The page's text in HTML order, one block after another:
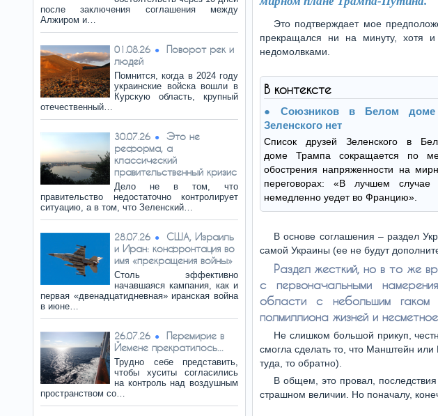
после заключения соглашения между
Алжиром и…
01.08.26
Поворот рек и
людей
Помнится, когда в 2024 году
украинские войска вошли в
Курскую область, крупный
отечественный…
30.07.26
Это не
реформа, а
классический
правительственный кризис
Дело не в том, что
правительство недостаточно контролирует
ситуацию, а в том, что Зеленский…
28.07.26
США, Израиль
и Иран: конфронтация во
имя «прекращения войны»
Столь эффективно
начавшаяся кампания, как и
первая «двенадцатидневная» иранская война
в июне…
26.07.26
Перемирие в
Йемене прекратилось...
Трудно себе представить,
чтобы хуситы согласились
на контроль над воздушным
пространством со…
Это подтверждает мое
прекращался ни на минуту, хотя
недомолвками.
В контексте
Союзников в Белом
Зеленского нет
Список друзей Зеленского в
доме Трампа сокращается по
обострения напряженности на
переговорах: «В лучшем случае
немедленно уедет во Францию».
В основе соглашения – раздел
самой Украины (ее не будут
Раздел жесткий, но в то же
с первоначальными
области с небольшим
полмиллиона жизней и
Не слишком большой прикуп,
смогла сделать то, что Манштейн
туда, то обратно).
В общем, это провал,
страшном величии. Но поначалу,